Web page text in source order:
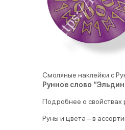
Смоляные наклейки с
Рунное слово
Подробнее о свойствах
Руны и цвета – в